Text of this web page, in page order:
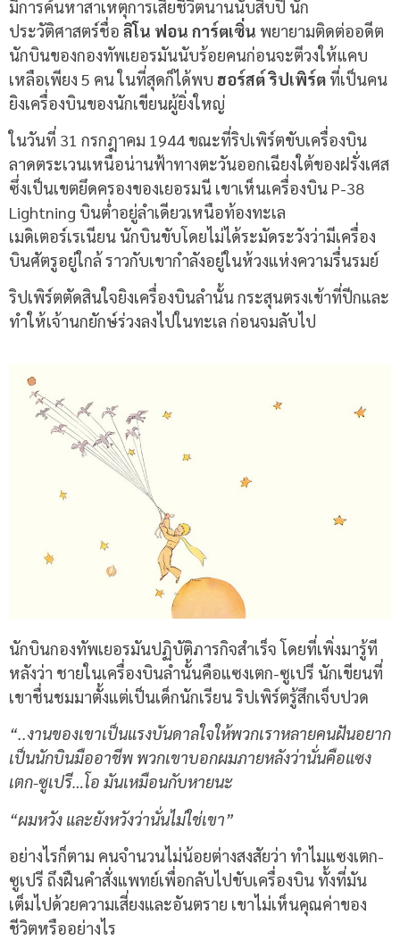
มีการค้นหาสาเหตุการเสียชีวิตนานนับสิบปี นัก
ประวัติศาสตร์ชื่อ ลิโน ฟอน การ์ตเซิ่น พยายามติดต่ออดีต
นักบินของกองทัพเยอรมันนับร้อยคนก่อนจะตีวงให้แคบ
เหลือเพียง 5 คน ในที่สุดก็ได้พบ ฮอร์สต์ ริปเพิร์ต ที่เป็นคน
ยิงเครื่องบินของนักเขียนผู้ยิ่งใหญ่
ในวันที่ 31 กรกฎาคม 1944 ขณะที่ริปเพิร์ตขับเครื่องบิน
ลาดตระเวนเหนือน่านฟ้าทางตะวันออกเฉียงใต้ของฝรั่งเศส
ซึ่งเป็นเขตยึดครองของเยอรมนี เขาเห็นเครื่องบิน P-38
Lightning บินต่ำอยู่ลำเดียวเหนือท้องทะเล
เมดิเตอร์เรเนียน นักบินขับโดยไม่ได้ระมัดระวังว่ามีเครื่อง
บินศัตรูอยู่ใกล้ ราวกับเขากำลังอยู่ในห้วงแห่งความรื่นรมย์
ริปเพิร์ตตัดสินใจยิงเครื่องบินลำนั้น กระสุนตรงเข้าที่ปีกและ
ทำให้เจ้านกยักษ์ร่วงลงไปในทะเล ก่อนจมลับไป
นักบินกองทัพเยอรมันปฏิบัติภารกิจสำเร็จ โดยที่เพิ่งมารู้ที
หลังว่า ชายในเครื่องบินลำนั้นคือแซงเตก-ซูเปรี นักเขียนที่
เขาชื่นชมมาตั้งแต่เป็นเด็กนักเรียน ริปเพิร์ตรู้สึกเจ็บปวด
“..งานของเขาเป็นแรงบันดาลใจให้พวกเราหลายคนฝันอยาก
เป็นนักบินมืออาชีพ พวกเขาบอกผมภายหลังว่านั่นคือแซง
เตก-ซูเปรี…โอ มันเหมือนกับหายนะ
“ผมหวัง และยังหวังว่านั่นไม่ใช่เขา”
อย่างไรก็ตาม คนจำนวนไม่น้อยต่างสงสัยว่า ทำไมแซงเตก-
ซูเปรี ถึงฝืนคำสั่งแพทย์เพื่อกลับไปขับเครื่องบิน ทั้งที่มัน
เต็มไปด้วยความเสี่ยงและอันตราย เขาไม่เห็นคุณค่าของ
ชีวิตหรืออย่างไร